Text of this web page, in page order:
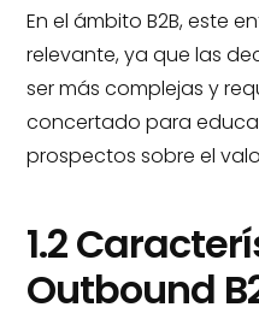
En el ámbito B2B, este
relevante, ya que las
ser más complejas y
concertado para
prospectos sobre el
1.2
Outbound